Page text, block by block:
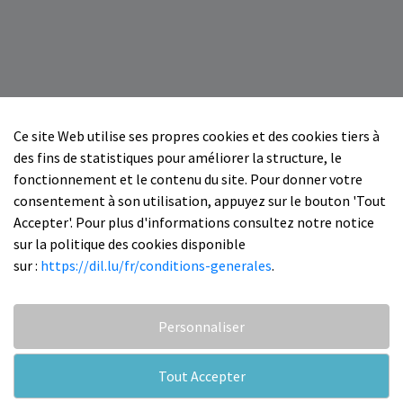
Ce site Web utilise ses propres cookies et des cookies tiers à
des fins de statistiques pour améliorer la structure, le
fonctionnement et le contenu du site. Pour donner votre
consentement à son utilisation, appuyez sur le bouton 'Tout
Accepter'. Pour plus d'informations consultez notre notice
sur la politique des cookies disponible
sur : https://dil.lu/fr/conditions-generales.
Personnaliser
Tout Accepter